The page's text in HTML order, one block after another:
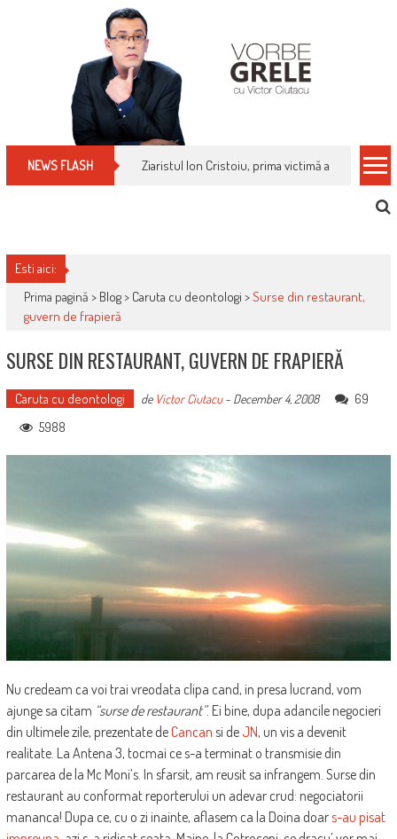
NEWS FLASH Ziaristul Ion Cristoiu, prima victimă a noi
Esti aici:
Prima pagină > Blog> Caruta cu deontologi >Surse din restaurant,
guvern de frapieră
SURSE DIN RESTAURANT, GUVERN DE FRAPIERĂ
Caruta cu deontologi de Victor Ciutacu- December 4, 2008
69
5988
Nu credeam ca voi trai vreodata clipa cand, in presa lucrand, vom
ajunge sa citam “surse de restaurant”. Ei bine, dupa adancile negocieri
din ultimele zile, prezentate deCancan si de JN, un vis a devenit
realitate. La Antena 3, tocmai ce s-a terminat o transmisie din
parcarea de la Mc Moni’s. In sfarsit, am reusit sa infrangem. Surse din
restaurant au conformat reporterului un adevar crud: negociatorii
mananca! Dupa ce, cu o zi inainte, aflasem ca la Doina doars-au pisat